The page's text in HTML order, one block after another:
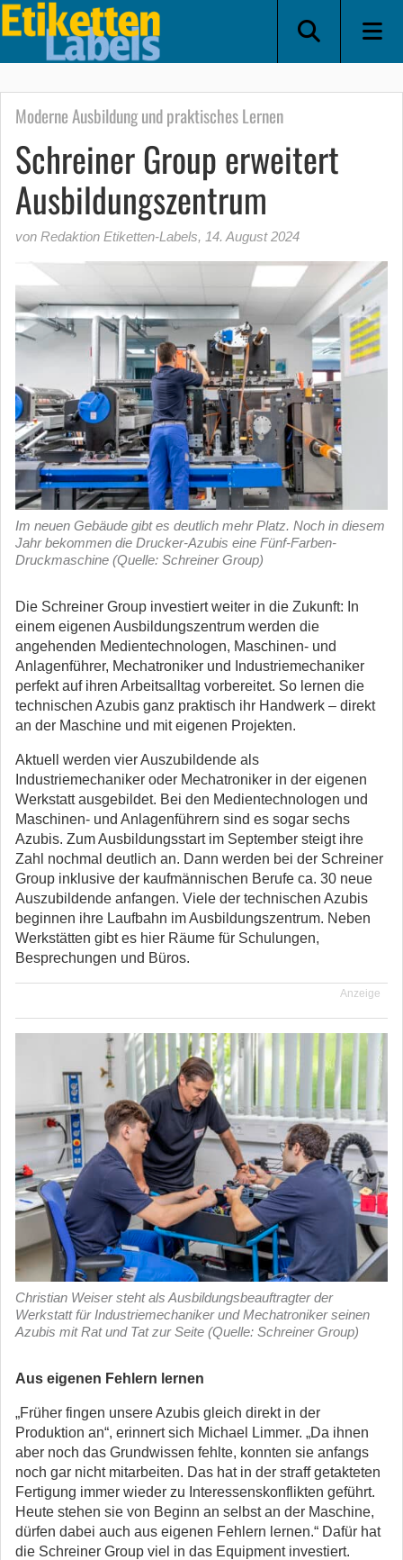
Moderne Ausbildung und praktisches Lernen
Schreiner Group erweitert
Ausbildungszentrum
von Redaktion Etiketten-Labels, 14. August 2024
Im neuen Gebäude gibt es deutlich mehr Platz. Noch in diesem
Jahr bekommen die Drucker-Azubis eine Fünf-Farben-
Druckmaschine (Quelle: Schreiner Group)
Die Schreiner Group investiert weiter in die Zukunft: In
einem eigenen Ausbildungszentrum werden die
angehenden Medientechnologen, Maschinen- und
Anlagenführer, Mechatroniker und Industriemechaniker
perfekt auf ihren Arbeitsalltag vorbereitet. So lernen die
technischen Azubis ganz praktisch ihr Handwerk – direkt
an der Maschine und mit eigenen Projekten.
Aktuell werden vier Auszubildende als
Industriemechaniker oder Mechatroniker in der eigenen
Werkstatt ausgebildet. Bei den Medientechnologen und
Maschinen- und Anlagenführern sind es sogar sechs
Azubis. Zum Ausbildungsstart im September steigt ihre
Zahl nochmal deutlich an. Dann werden bei der Schreiner
Group inklusive der kaufmännischen Berufe ca. 30 neue
Auszubildende anfangen. Viele der technischen Azubis
beginnen ihre Laufbahn im Ausbildungszentrum. Neben
Werkstätten gibt es hier Räume für Schulungen,
Besprechungen und Büros.
Anzeige
Christian Weiser steht als Ausbildungsbeauftragter der
Werkstatt für Industriemechaniker und Mechatroniker seinen
Azubis mit Rat und Tat zur Seite (Quelle: Schreiner Group)
Aus eigenen Fehlern lernen
„Früher fingen unsere Azubis gleich direkt in der
Produktion an“, erinnert sich Michael Limmer. „Da ihnen
aber noch das Grundwissen fehlte, konnten sie anfangs
noch gar nicht mitarbeiten. Das hat in der straff getakteten
Fertigung immer wieder zu Interessenskonflikten geführt.
Heute stehen sie von Beginn an selbst an der Maschine,
dürfen dabei auch aus eigenen Fehlern lernen.“ Dafür hat
die Schreiner Group viel in das Equipment investiert.